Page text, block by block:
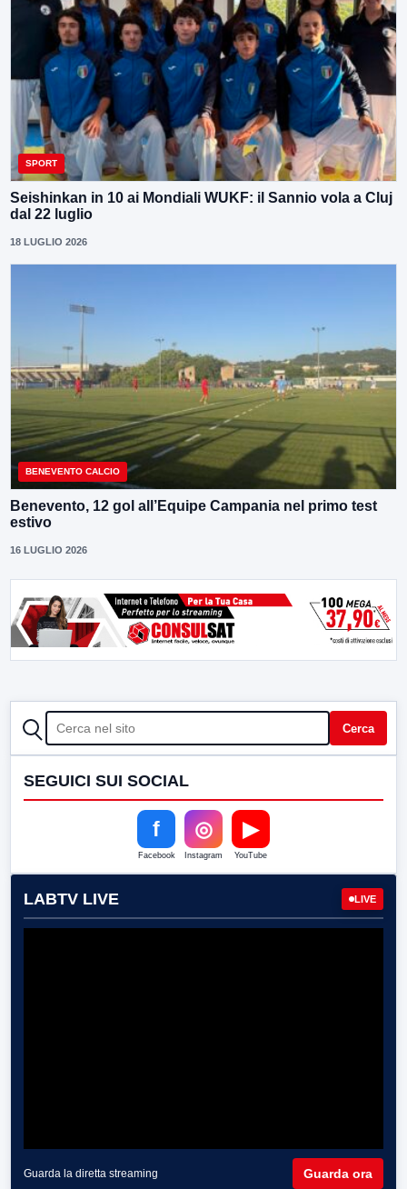
SPORT
Seishinkan in 10 ai Mondiali WUKF: il Sannio vola a Cluj
dal 22 luglio
18 LUGLIO 2026
BENEVENTO CALCIO
Benevento, 12 gol all’Equipe Campania nel primo test
estivo
16 LUGLIO 2026
CERCA Cerca
SEGUICI SUI SOCIAL
f
Facebook
◎
Instagram
▶
YouTube
LABTV LIVE LIVE
Guarda la diretta streaming Guarda ora